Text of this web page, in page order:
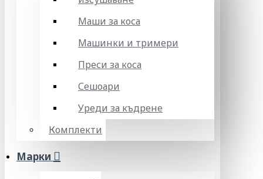
Маши за коса
Машинки и тримери
Преси за коса
Сешоари
Уреди за къдрене
Комплекти
Марки